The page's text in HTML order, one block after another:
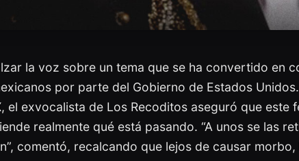
la voz sobre un tema que se ha convertido
por parte del Gobierno de Estados
el exvocalista de Los Recoditos aseguró que
realmente qué está pasando. “A unos se las
comentó, recalcando que lejos de causar